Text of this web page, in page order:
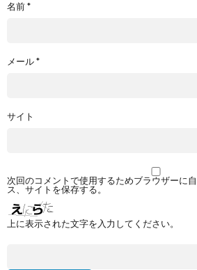
名前*
メール*
サイト
次回のコメントで使用するためブラウザーに
ス、サイトを保存する。
上に表示された文字を入力してください。